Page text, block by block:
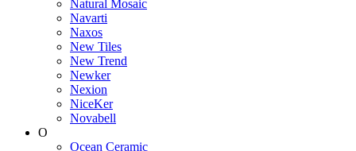
Natural Mosaic
Navarti
Naxos
New Tiles
New Trend
Newker
Nexion
NiceKer
Novabell
O
Ocean Ceramic